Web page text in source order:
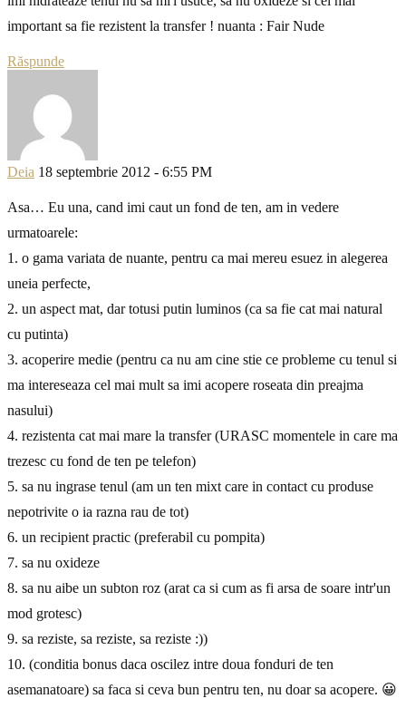
important sa fie rezistent la transfer ! nuanta : Fair Nude
Răspunde
Deia 18 septembrie 2012 - 6:55 PM
Asa… Eu una, cand imi caut un fond de ten, am in vedere
urmatoarele:
1. o gama variata de nuante, pentru ca mai mereu esuez in alegerea
uneia perfecte,
2. un aspect mat, dar totusi putin luminos (ca sa fie cat mai natural
cu putinta)
3. acoperire medie (pentru ca nu am cine stie ce probleme cu tenul si
ma intereseaza cel mai mult sa imi acopere roseata din preajma
nasului)
4. rezistenta cat mai mare la transfer (URASC momentele in care ma
trezesc cu fond de ten pe telefon)
5. sa nu ingrase tenul (am un ten mixt care in contact cu produse
nepotrivite o ia razna rau de tot)
6. un recipient practic (preferabil cu pompita)
7. sa nu oxideze
8. sa nu aibe un subton roz (arat ca si cum as fi arsa de soare intr'un
mod grotesc)
9. sa reziste, sa reziste, sa reziste :))
10. (conditia bonus daca oscilez intre doua fonduri de ten
asemanatoare) sa faca si ceva bun pentru ten, nu doar sa acopere. 😀